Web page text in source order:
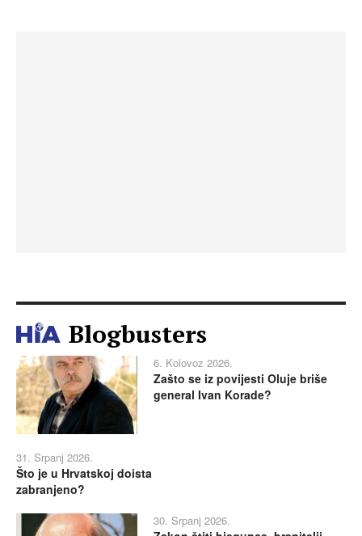
Blogbusters
6. Kolovoz 2026.
Zašto se iz povijesti Oluje briše
general Ivan Korade?
31. Srpanj 2026.
Što je u Hrvatskoj doista
zabranjeno?
30. Srpanj 2026.